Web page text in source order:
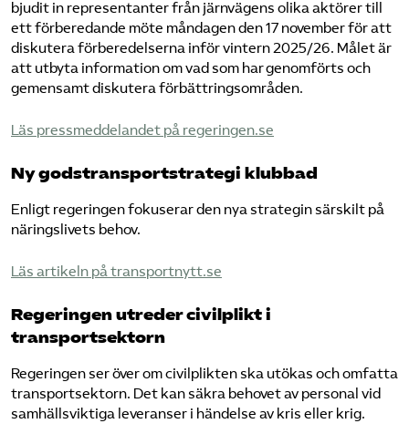
bjudit in representanter från järnvägens olika aktörer till
ett förberedande möte måndagen den 17 november för att
diskutera förberedelserna inför vintern 2025/26. Målet är
att utbyta information om vad som har genomförts och
gemensamt diskutera förbättringsområden.
Läs pressmeddelandet på regeringen.se
Ny godstransportstrategi klubbad
Enligt regeringen fokuserar den nya strategin särskilt på
näringslivets behov.
Läs artikeln på transportnytt.se
Regeringen utreder civilplikt i
transportsektorn
Regeringen ser över om civilplikten ska utökas och omfatta
transportsektorn. Det kan säkra behovet av personal vid
samhällsviktiga leveranser i händelse av kris eller krig.